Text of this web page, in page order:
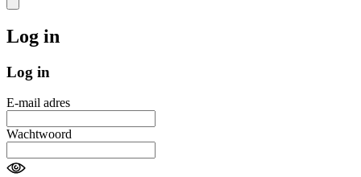
Log in
Log in
E-mail adres
Wachtwoord